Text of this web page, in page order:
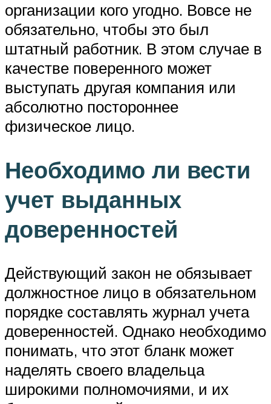
организации кого угодно. Вовсе не
обязательно, чтобы это был
штатный работник. В этом случае в
качестве поверенного может
выступать другая компания или
абсолютно постороннее
физическое лицо.
Необходимо ли вести
учет выданных
доверенностей
Действующий закон не обязывает
должностное лицо в обязательном
порядке составлять журнал учета
доверенностей. Однако необходимо
понимать, что этот бланк может
наделять своего владельца
широкими полномочиями, и их